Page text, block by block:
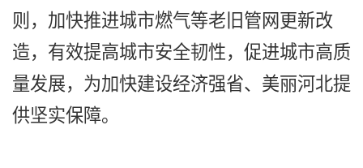
则，加快推进城市燃气等老旧管网更新改
造，有效提高城市安全韧性，促进城市高质
量发展，为加快建设经济强省、美丽河北提
供坚实保障。